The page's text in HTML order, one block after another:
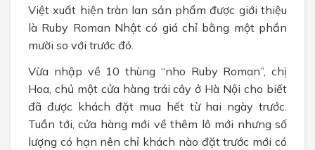
Việt xuất hiện tràn lan sản phẩm được giới thiệu
là Ruby Roman Nhật có giá chỉ bằng một phần
mười so với trước đó.
Vừa nhập về 10 thùng “nho Ruby Roman”, chị
Hoa, chủ một cửa hàng trái cây ở Hà Nội cho biết
đã được khách đặt mua hết từ hai ngày trước.
Tuần tới, cửa hàng mới về thêm lô mới nhưng số
lượng có hạn nên chỉ khách nào đặt trước mới có